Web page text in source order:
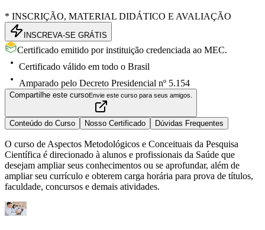
* INSCRIÇÃO, MATERIAL DIDÁTICO E AVALIAÇÃO
INSCREVA-SE GRÁTIS
Certificado emitido por instituição credenciada ao MEC.
Certificado válido em todo o Brasil
Amparado pelo Decreto Presidencial nº 5.154
Compartilhe este cursoEnvie este curso para seus amigos.
Conteúdo do Curso Nosso Certificado Dúvidas Frequentes
O curso de Aspectos Metodológicos e Conceituais da Pesquisa
Científica é direcionado à alunos e profissionais da Saúde que
desejam ampliar seus conhecimentos ou se aprofundar, além de
ampliar seu currículo e obterem carga horária para prova de títulos,
faculdade, concursos e demais atividades.